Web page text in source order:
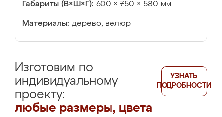
Габариты (В×Ш×Г): 600 × 750 × 580 мм
Материалы: дерево, велюр
Изготовим по
индивидуальному
проекту:
любые размеры, цвета
УЗНАТЬ
ПОДРОБНОСТИ